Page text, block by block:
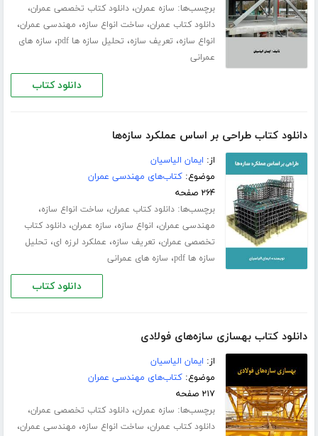
برچسب‌ها: سازه عمران،دانلود کتاب تخصصی عمران،
دانلود کتاب عمران، ساخت انواع سازه، مهندسی عمران،
انواع سازه، تعریف سازه، تحلیل سازه ها pdf ، سازه های
عمرانی
دانلود کتاب
دانلود کتاب طراحی بر اساس عملکرد سازه‌ها
از: ایمان الیاسیان
موضوع:کتاب‌های مهندسی عمران
۲۶۴ صفحه
برچسب‌ها:دانلود کتاب عمران، ساخت انواع سازه،
مهندسی عمران، انواع سازه، سازه عمران،دانلود کتاب
تخصصی عمران، تعریف سازه، عملکرد لرزه ای، تحلیل
سازه ها pdf
، سازه های عمرانی
دانلود کتاب
دانلود کتاب بهسازی سازه‌های فولادی
از: ایمان الیاسیان
موضوع:کتاب‌های مهندسی عمران
۲۱۷ صفحه
برچسب‌ها: سازه عمران،دانلود کتاب تخصصی عمران،
دانلود کتاب عمران، ساخت انواع سازه، مهندسی عمران،